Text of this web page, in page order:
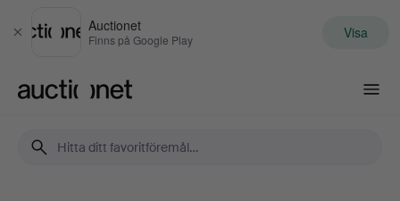
Stäng
Auctionet
Finns på Google Play Visa